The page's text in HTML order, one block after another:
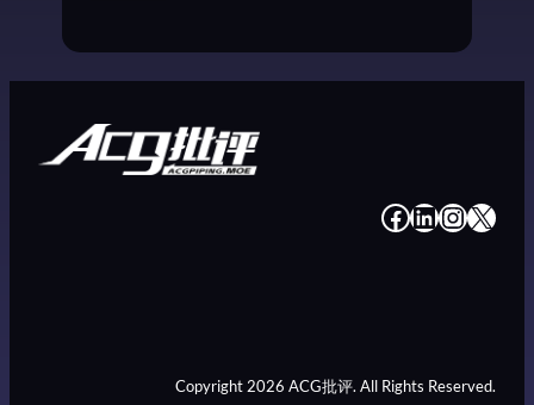
# # # #
Copyright 2026 ACG批评. All Rights Reserved.